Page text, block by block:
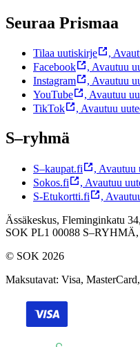
Seuraa Prismaa
Tilaa uutiskirje ,
Facebook
, Avautuu
Instagram
, Avautuu
YouTube
, Avautuu
TikTok
, Avautuu
S–ryhmä
S–kaupat.fi , Avautuu
Sokos.fi
, Avautuu
S-Etukortti.fi
,
Ässäkeskus, Fleminginkatu
SOK PL1 00088 S–RYHMÄ,
© SOK 2026
Maksutavat: Visa,